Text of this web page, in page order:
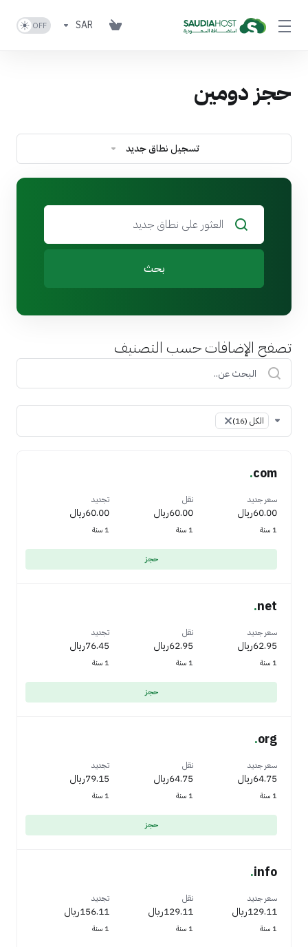
SAR
حجز دومين
تسجيل نطاق جديد
بحث
تصفح الإضافات حسب التصنيف
Table Filter
الكل (16) ×
.com
سعر جديد
60.00ريال
1 سنة
نقل
60.00ريال
1 سنة
تجديد
60.00ريال
1 سنة
حجز
.net
سعر جديد
62.95ريال
1 سنة
نقل
62.95ريال
1 سنة
تجديد
76.45ريال
1 سنة
حجز
.org
سعر جديد
64.75ريال
1 سنة
نقل
64.75ريال
1 سنة
تجديد
79.15ريال
1 سنة
حجز
.info
سعر جديد
129.11ريال
1 سنة
نقل
129.11ريال
1 سنة
تجديد
156.11ريال
1 سنة